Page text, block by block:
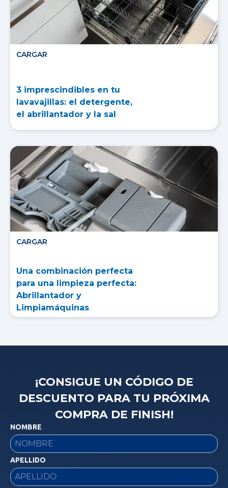
3 imprescindibles en tu
lavavajillas: el detergente,
el abrillantador y la sal
CARGAR
Una combinación perfecta
para una limpieza perfecta:
Abrillantador y
Limpiamáquinas
CARGAR
¡CONSIGUE UN CÓDIGO DE
DESCUENTO PARA TU PRÓXIMA
COMPRA DE FINISH!
NOMBRE
APELLIDO